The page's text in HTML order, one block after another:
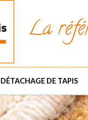
La
DÉTACHAGE DE TAPIS